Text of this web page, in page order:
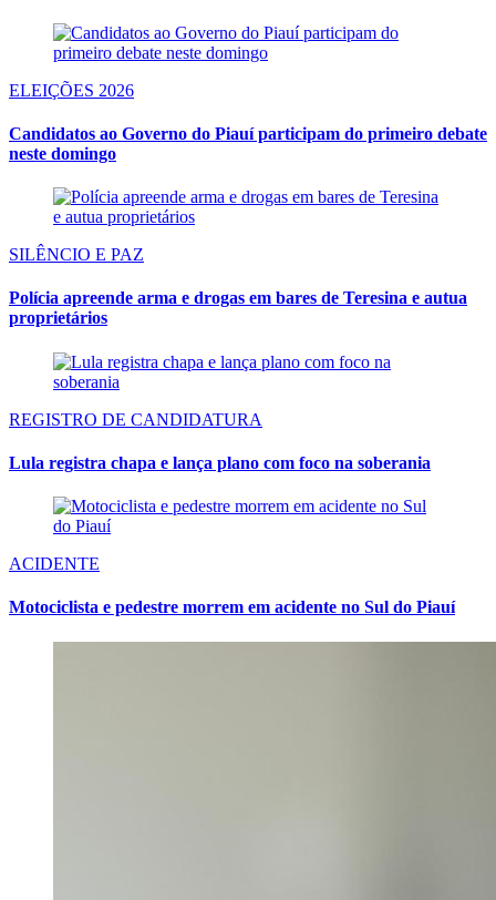
ELEIÇÕES 2026
Candidatos ao Governo do Piauí participam do primeiro debate
neste domingo
SILÊNCIO E PAZ
Polícia apreende arma e drogas em bares de Teresina e autua
proprietários
REGISTRO DE CANDIDATURA
Lula registra chapa e lança plano com foco na soberania
ACIDENTE
Motociclista e pedestre morrem em acidente no Sul do Piauí